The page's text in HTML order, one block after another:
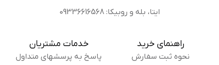
ایتا، بله و روبیکا: 09336616568
راهنمای خرید
نحوه ثبت سفارش
خدمات مشتریان
پاسخ به پرسشهای متداول